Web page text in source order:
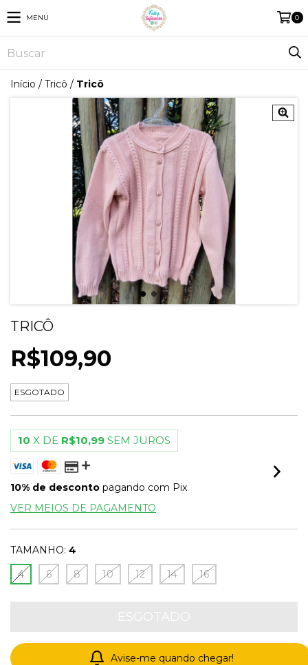
MENU 0
Início / Tricô / Tricô
TRICÔ
R$109,90
ESGOTADO
10 X DE R$10,99 SEM JUROS
10% de desconto pagando com Pix
VER MEIOS DE PAGAMENTO
TAMANHO: 4
4
6 8 10 12 14 16
Avise-me quando chegar!